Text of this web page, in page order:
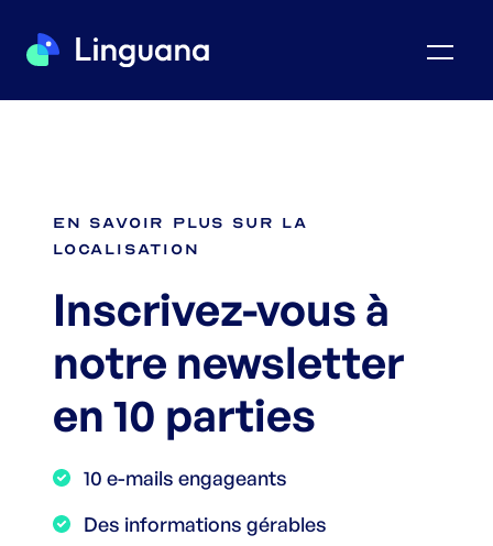
En savoir plus sur la
localisation
Inscrivez-vous à
notre newsletter
en 10 parties
10 e-mails engageants
Des informations gérables